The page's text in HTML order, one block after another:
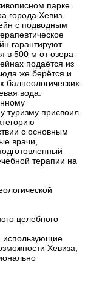
парке
города Хевиз.
с подводным
гарантируют
в 500 м от озера
подаётся из
же берётся и
балнеологических
вода.
туризму присвоил
с основным
врачи,
терапии на
целебного
использующие
Хевиза,